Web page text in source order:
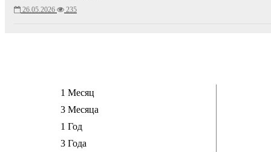
26.05.2026 235
1 Месяц
3 Месяца
1 Год
3 Года